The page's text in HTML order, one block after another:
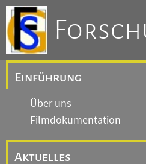
Einführung
Über uns
Filmdokumentation
Aktuelles